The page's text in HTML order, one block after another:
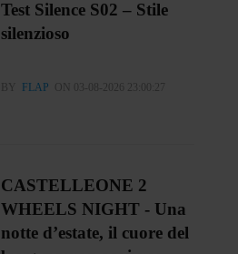
Test Silence S02 – Stile
silenzioso
BY FLAP ON 03-08-2026 23:00:27
CASTELLEONE 2
WHEELS NIGHT - Una
notte d’estate, il cuore del